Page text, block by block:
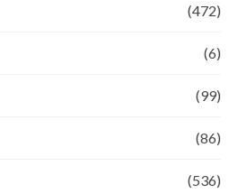
(472)
(6)
(99)
(86)
(536)